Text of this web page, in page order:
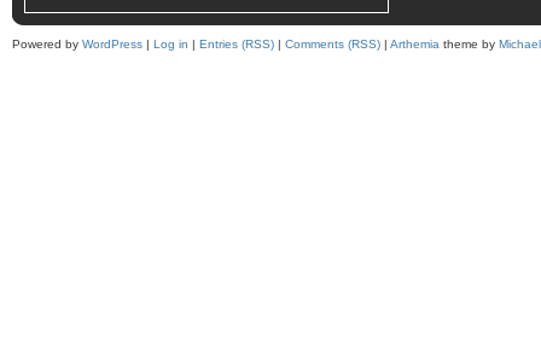
Powered by WordPress | Log in | Entries (RSS) | Comments (RSS) | Arthemia theme by